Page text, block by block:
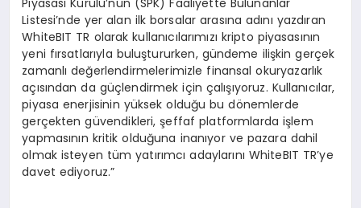
Piyasası Kurulu’nun (SPK) Faaliyette Bulunanlar
Listesi’nde yer alan ilk borsalar arasına adını yazdıran
WhiteBIT TR olarak kullanıcılarımızı kripto piyasasının
yeni fırsatlarıyla buluştururken, gündeme ilişkin gerçek
zamanlı değerlendirmelerimizle finansal okuryazarlık
açısından da güçlendirmek için çalışıyoruz. Kullanıcılar,
piyasa enerjisinin yüksek olduğu bu dönemlerde
gerçekten güvendikleri, şeffaf platformlarda işlem
yapmasının kritik olduğuna inanıyor ve pazara dahil
olmak isteyen tüm yatırımcı adaylarını WhiteBIT TR’ye
davet ediyoruz.”